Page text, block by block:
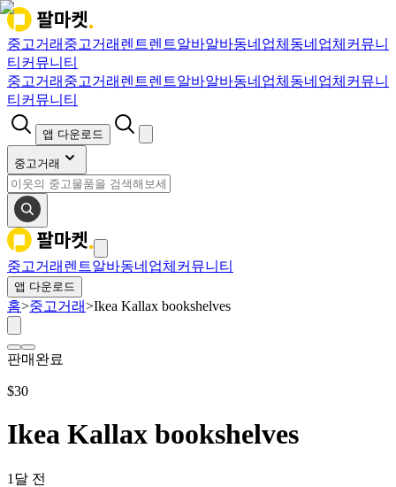
중고거래 중고거래 렌트렌트알바알바동네업체 동네업체 커뮤니
티 커뮤니티
중고거래 중고거래 렌트렌트알바알바동네업체 동네업체 커뮤니
티 커뮤니티
앱 다운로드
중고거래
중고거래 렌트알바동네업체 커뮤니티
앱 다운로드
홈>중고거래>Ikea Kallax bookshelves
판매완료
$30
Ikea Kallax bookshelves
1달 전